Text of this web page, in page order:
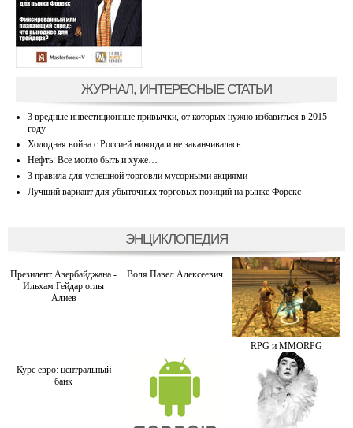
ЖУРНАЛ, ИНТЕРЕСНЫЕ СТАТЬИ
3 вредные инвестиционные привычки, от которых нужно избавиться в 2015
году
Холодная война с Россией никогда и не заканчивалась
Нефть: Все могло быть и хуже…
3 правила для успешной торговли мусорными акциями
Лучший вариант для убыточных торговых позиций на рынке Форекс
ЭНЦИКЛОПЕДИЯ
Президент Азербайджана -
Ильхам Гейдар оглы
Алиев
Воля Павел Алексеевич
RPG и MMORPG
Курс евро: центральный
банк